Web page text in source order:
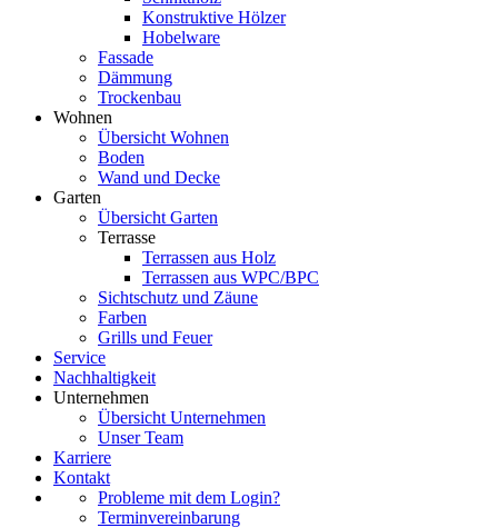
Konstruktive Hölzer
Hobelware
Fassade
Dämmung
Trockenbau
Wohnen
Übersicht Wohnen
Boden
Wand und Decke
Garten
Übersicht Garten
Terrasse
Terrassen aus Holz
Terrassen aus WPC/BPC
Sichtschutz und Zäune
Farben
Grills und Feuer
Service
Nachhaltigkeit
Unternehmen
Übersicht Unternehmen
Unser Team
Karriere
Kontakt
Probleme mit dem Login?
Terminvereinbarung